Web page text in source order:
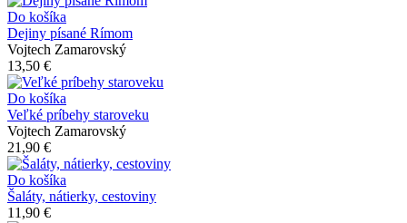
Do košíka
Dejiny písané Rímom
Vojtech Zamarovský
13,50 €
Do košíka
Veľké príbehy staroveku
Vojtech Zamarovský
21,90 €
Do košíka
Šaláty, nátierky, cestoviny
11,90 €